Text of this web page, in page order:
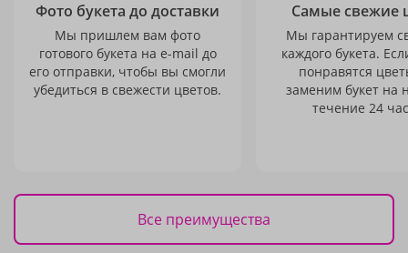
Фото букета до доставки
Мы пришлем вам фото
готового букета на e-mail до
его отправки, чтобы вы смогли
убедиться в свежести цветов.
Самые свежие
Мы гарантируем
каждого букета.
понравятся
заменим букет на
течение 24
Все преимущества